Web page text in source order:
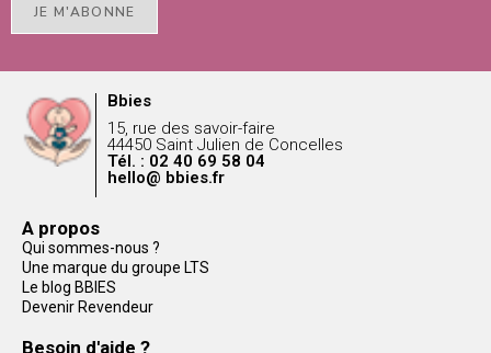
JE M'ABONNE
Bbies
15, rue des savoir-faire
44450 Saint Julien de Concelles
Tél. : 02 40 69 58 04
hello@ bbies.fr
A propos
Qui sommes-nous ?
Une marque du groupe LTS
Le blog BBIES
Devenir Revendeur
Besoin d'aide ?